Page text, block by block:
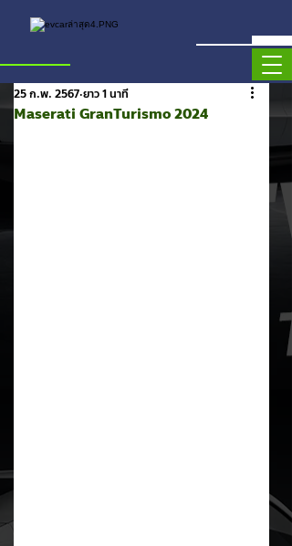
Maserati GranTurismo 2024
25 ก.พ. 2567 ยาว 1 นาที